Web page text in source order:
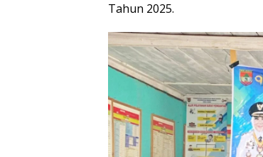
Tahun 2025.